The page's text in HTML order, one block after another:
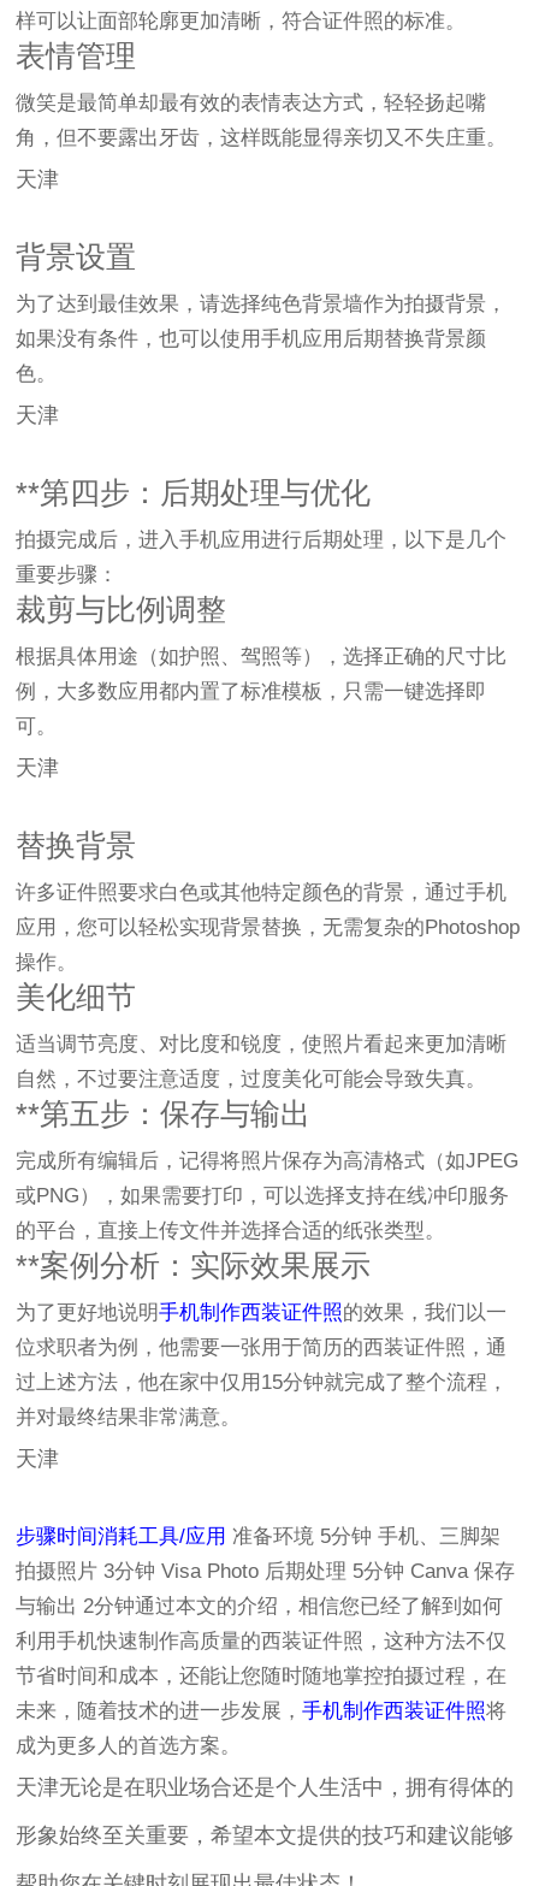
样可以让面部轮廓更加清晰，符合证件照的标准。
表情管理
微笑是最简单却最有效的表情表达方式，轻轻扬起嘴
角，但不要露出牙齿，这样既能显得亲切又不失庄重。
天津
背景设置
为了达到最佳效果，请选择纯色背景墙作为拍摄背景，
如果没有条件，也可以使用手机应用后期替换背景颜
色。
天津
**第四步：后期处理与优化
拍摄完成后，进入手机应用进行后期处理，以下是几个
重要步骤：
裁剪与比例调整
根据具体用途（如护照、驾照等），选择正确的尺寸比
例，大多数应用都内置了标准模板，只需一键选择即
可。
天津
替换背景
许多证件照要求白色或其他特定颜色的背景，通过手机
应用，您可以轻松实现背景替换，无需复杂的Photoshop
操作。
美化细节
适当调节亮度、对比度和锐度，使照片看起来更加清晰
自然，不过要注意适度，过度美化可能会导致失真。
**第五步：保存与输出
完成所有编辑后，记得将照片保存为高清格式（如JPEG
或PNG），如果需要打印，可以选择支持在线冲印服务
的平台，直接上传文件并选择合适的纸张类型。
**案例分析：实际效果展示
为了更好地说明手机制作西装证件照的效果，我们以一
位求职者为例，他需要一张用于简历的西装证件照，通
过上述方法，他在家中仅用15分钟就完成了整个流程，
并对最终结果非常满意。
天津
步骤时间消耗工具/应用 准备环境 5分钟 手机、三脚架
拍摄照片 3分钟 Visa Photo 后期处理 5分钟 Canva 保存
与输出 2分钟通过本文的介绍，相信您已经了解到如何
利用手机快速制作高质量的西装证件照，这种方法不仅
节省时间和成本，还能让您随时随地掌控拍摄过程，在
未来，随着技术的进一步发展，手机制作西装证件照将
成为更多人的首选方案。
天津无论是在职业场合还是个人生活中，拥有得体的
形象始终至关重要，希望本文提供的技巧和建议能够